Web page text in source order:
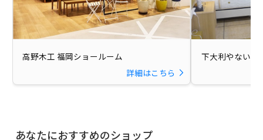
高野木工 福岡ショールーム
詳細はこちら
下大利やない
あなたにおすすめのショップ